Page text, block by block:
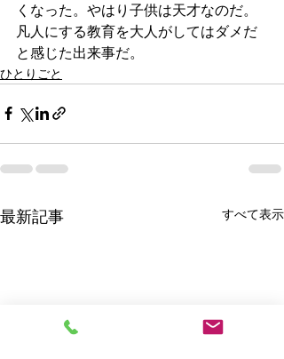
くなった。やはり子供は天才なのだ。
凡人にする教育を大人がしてはダメだ
と感じた出来事だ。
ひとりごと
最新記事 すべて表示